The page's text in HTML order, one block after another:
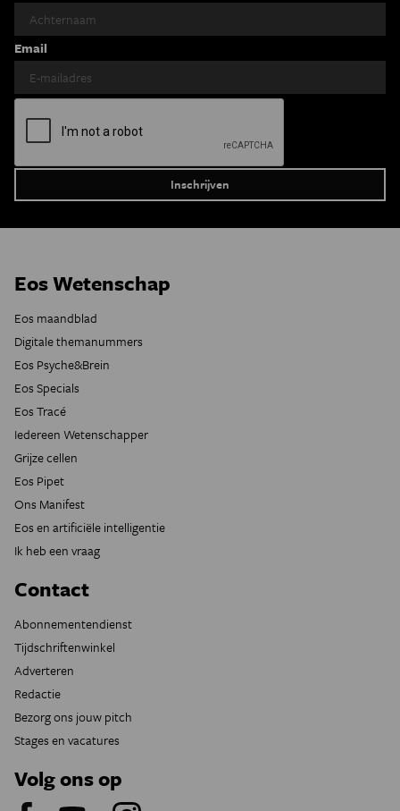
Email
Eos Wetenschap
Eos maandblad
Digitale themanummers
Eos Psyche&Brein
Eos Specials
Eos Tracé
Iedereen Wetenschapper
Grijze cellen
Eos Pipet
Ons Manifest
Eos en artificiële intelligentie
Ik heb een vraag
Contact
Abonnementendienst
Tijdschriftenwinkel
Adverteren
Redactie
Bezorg ons jouw pitch
Stages en vacatures
Volg ons op